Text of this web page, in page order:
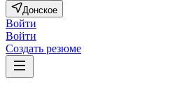
Донское
Войти
Войти
Создать резюме